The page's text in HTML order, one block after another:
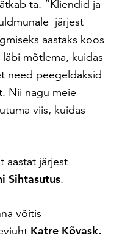
ta. “Kliendid ja
järjest
aastaks koos
mõtlema, kuidas
need peegeldaksid
Nii nagu meie
viis, kuidas
aastat järjest
Sihtasutus.
võitis
Katre Kõvask.